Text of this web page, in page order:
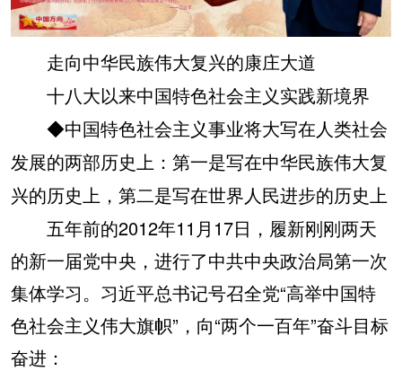
走向中华民族伟大复兴的康庄大道
十八大以来中国特色社会主义实践新境界
◆中国特色社会主义事业将大写在人类社会
发展的两部历史上：第一是写在中华民族伟大复
兴的历史上，第二是写在世界人民进步的历史上
五年前的2012年11月17日，履新刚刚两天
的新一届党中央，进行了中共中央政治局第一次
集体学习。习近平总书记号召全党“高举中国特
色社会主义伟大旗帜”，向“两个一百年”奋斗目标
奋进：